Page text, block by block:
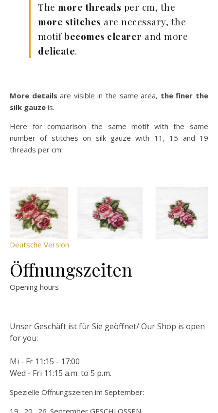
The more threads per cm, the
more stitches are necessary, the
motifbecomes clearer and more
delicate.
More details are visible in the same area, the finer the
silk gauze is.
Here for comparison the same motif with the same
number of stitches on silk gauze with 11, 15 and 19
threads per cm:
Deutsche Version
Öffnungszeiten
Opening hours
Unser Geschäft ist für Sie geöffnet/ Our Shop is open
for you:
Mi - Fr 11:15 - 17:00
Wed - Fri 11:15 a.m. to 5 p.m.
Spezielle Öffnungszeiten im September: